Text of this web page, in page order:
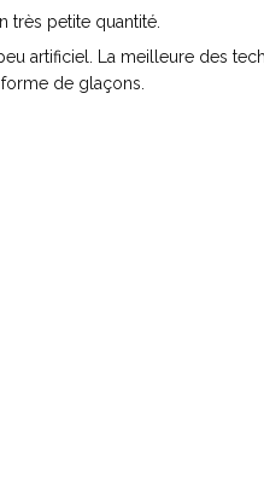
très petite quantité.
artificiel. La meilleure des
de glaçons.